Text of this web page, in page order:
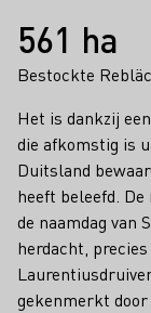
Feiten
561 ha
Bestockte
Het is dankzij
die afkomstig is
Duitsland
heeft beleefd.
de naamdag van
herdacht,
gekenmerkt